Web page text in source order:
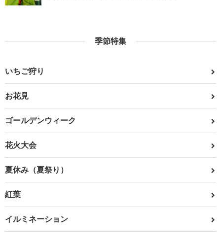
季節特集
いちご狩り
お花見
ゴールデンウィーク
花火大会
夏休み（夏祭り）
紅葉
イルミネーション